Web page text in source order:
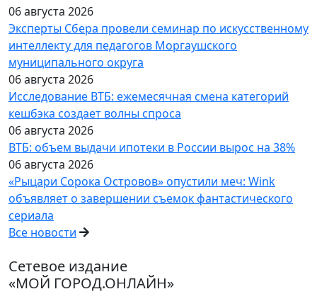
06 августа 2026
Эксперты Сбера провели семинар по искусственному
интеллекту для педагогов Моргаушского
муниципального округа
06 августа 2026
Исследование ВТБ: ежемесячная смена категорий
кешбэка создает волны спроса
06 августа 2026
ВТБ: объем выдачи ипотеки в России вырос на 38%
06 августа 2026
«Рыцари Сорока Островов» опустили меч: Wink
объявляет о завершении съемок фантастического
сериала
Все новости
Сетевое издание
«МОЙ ГОРОД.ОНЛАЙН»